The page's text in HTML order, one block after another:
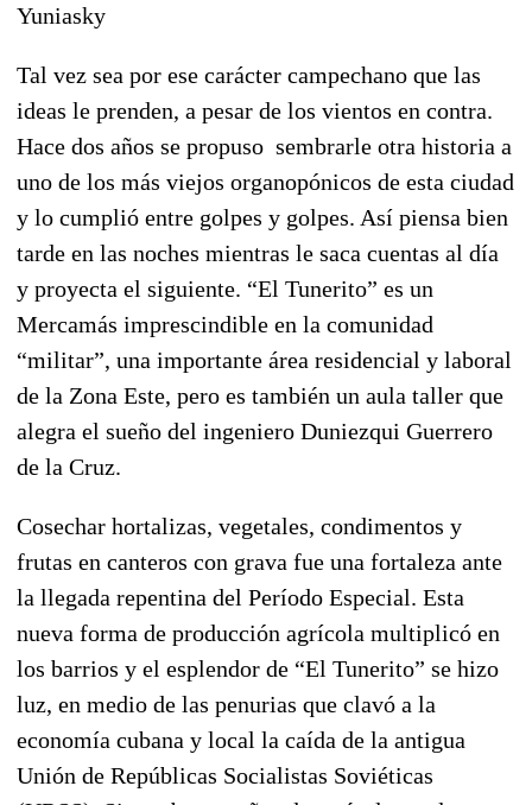
Yuniasky
Tal vez sea por ese carácter campechano que las
ideas le prenden, a pesar de los vientos en contra.
Hace dos años se propuso sembrarle otra historia a
uno de los más viejos organopónicos de esta ciudad
y lo cumplió entre golpes y golpes. Así piensa bien
tarde en las noches mientras le saca cuentas al día
y proyecta el siguiente. “El Tunerito” es un
Mercamás imprescindible en la comunidad
“militar”, una importante área residencial y laboral
de la Zona Este, pero es también un aula taller que
alegra el sueño del ingeniero Duniezqui Guerrero
de la Cruz.
Cosechar hortalizas, vegetales, condimentos y
frutas en canteros con grava fue una fortaleza ante
la llegada repentina del Período Especial. Esta
nueva forma de producción agrícola multiplicó en
los barrios y el esplendor de “El Tunerito” se hizo
luz, en medio de las penurias que clavó a la
economía cubana y local la caída de la antigua
Unión de Repúblicas Socialistas Soviéticas